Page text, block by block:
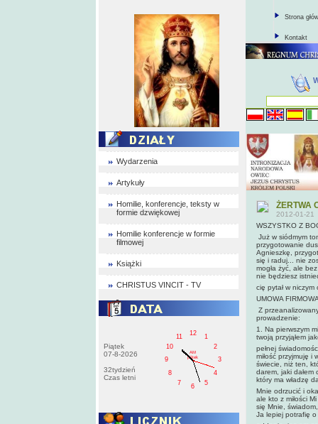
Wydarzenia
Artykuły
Homilie, konferencje, teksty w
formie dzwiękowej
Homilie konferencje w formie
filmowej
Książki
CHRISTUS VINCIT - TV
Piątek
07-8-2026
32tydzień
Czas letni
1
2
3
4
5
6
7
8
9
10
11
12
AM
pištek
Strona
Kontakt
ŻERTWA
2012-01-21
WSZYSTKO Z
Już w siódmym
przygotowanie
Agnieszkę,
się i raduj... nie
mogła żyć, ale
nie będziesz
cię pytał w niczym
UMOWA
Z
prowadzenie:
1. Na pierwszym
twoją przyjąłem
pełnej
miłość przyjmuję
świecie, niż ten,
darem, jaki dałem
który ma władzę
Mnie odrzucić i
ale kto z miłości
się Mnie,
Ja lepiej potrafię